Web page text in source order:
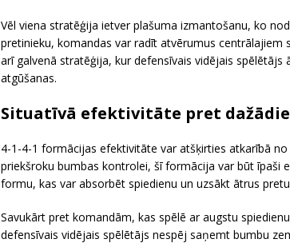
Vēl viena stratēģija ietver plašuma izmantošanu, ko
pretinieku, komandas var radīt atvērumus
arī galvenā stratēģija, kur defensīvais vidējais
atgūšanas.
Situatīvā efektivitāte pret
4-1-4-1 formācijas efektivitāte var atšķirties atkarībā
priekšroku bumbas kontrolei, šī formācija var būt īpaši
formu, kas var absorbēt spiedienu un uzsākt ātrus
Savukārt pret komandām, kas spēlē ar augstu
defensīvais vidējais spēlētājs nespēj saņemt bumbu